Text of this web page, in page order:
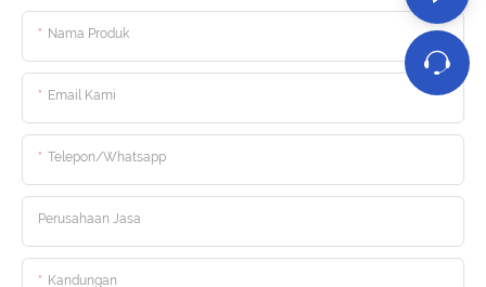
Nama Produk
Email Kami
Telepon/whatsapp
Perusahaan Jasa
Kandungan